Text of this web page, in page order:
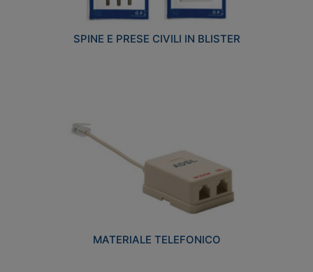
SPINE E PRESE CIVILI IN BLISTER
MATERIALE TELEFONICO